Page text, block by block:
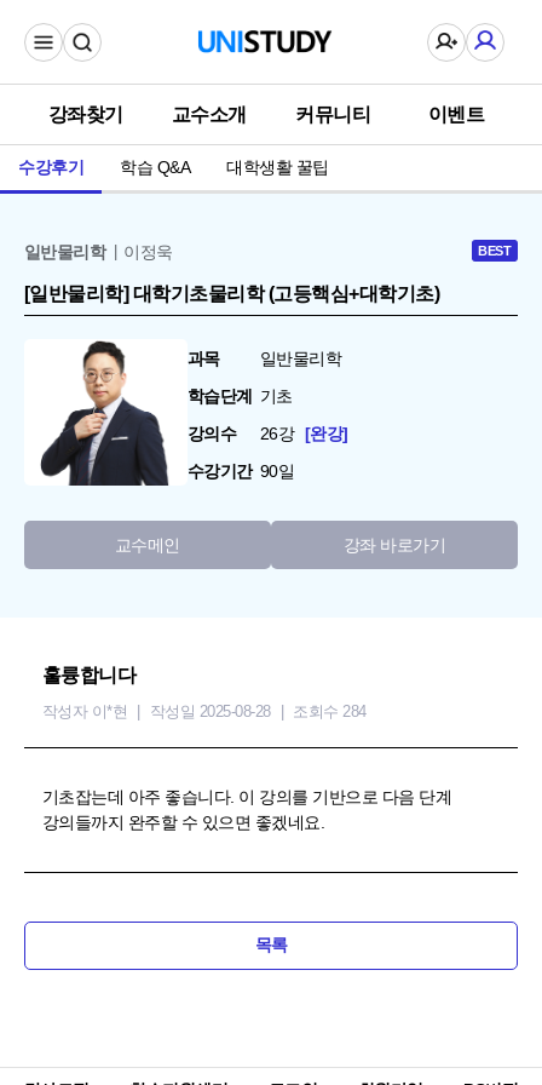
강좌찾기 교수소개 커뮤니티 이벤트
수강후기 학습 Q&A 대학생활 꿀팁
일반물리학 이정욱 BEST
[일반물리학] 대학기초물리학 (고등핵심+대학기초)
과목
일반물리학
학습단계
기초
강의수
26강
완강
수강기간 90일
교수메인 강좌 바로가기
훌륭합니다
작성자 이*현 작성일 2025-08-28 조회수 284
기초잡는데 아주 좋습니다. 이 강의를 기반으로 다음 단계
강의들까지 완주할 수 있으면 좋겠네요.
목록